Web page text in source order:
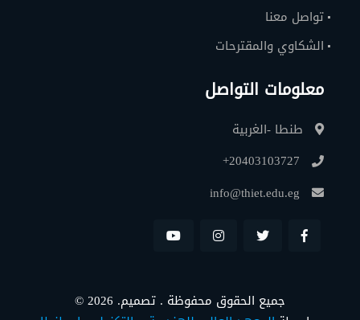
تواصل معنا
الشكاوي والمقترحات
معلومات التواصل
+20403103727
info@thiet.edu.eg
© 2026 .جميع الحقوق محفوظة . تصميم